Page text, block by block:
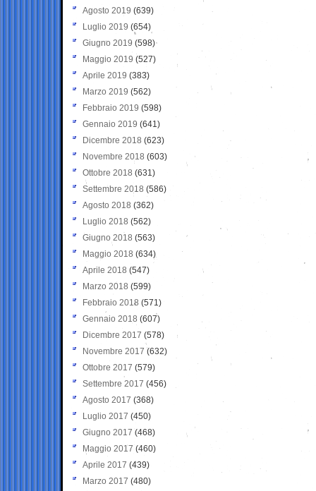
Agosto 2019 (639)
Luglio 2019 (654)
Giugno 2019 (598)
Maggio 2019 (527)
Aprile 2019 (383)
Marzo 2019 (562)
Febbraio 2019 (598)
Gennaio 2019 (641)
Dicembre 2018 (623)
Novembre 2018 (603)
Ottobre 2018 (631)
Settembre 2018 (586)
Agosto 2018 (362)
Luglio 2018 (562)
Giugno 2018 (563)
Maggio 2018 (634)
Aprile 2018 (547)
Marzo 2018 (599)
Febbraio 2018 (571)
Gennaio 2018 (607)
Dicembre 2017 (578)
Novembre 2017 (632)
Ottobre 2017 (579)
Settembre 2017 (456)
Agosto 2017 (368)
Luglio 2017 (450)
Giugno 2017 (468)
Maggio 2017 (460)
Aprile 2017 (439)
Marzo 2017 (480)